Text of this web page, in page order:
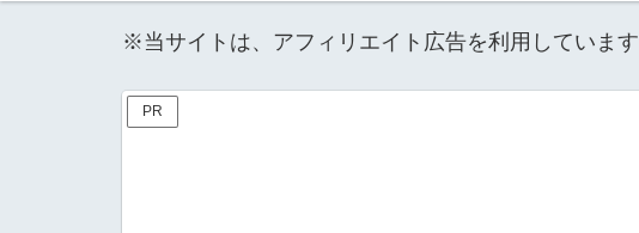
※当サイトは、アフィリエイト広告を利用しています
PR